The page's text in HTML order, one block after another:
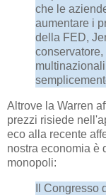
che le
aumentare i
della FED,
Altrove la Warren
prezzi risiede
eco alla recente
nostra economia è
monopoli:
Il